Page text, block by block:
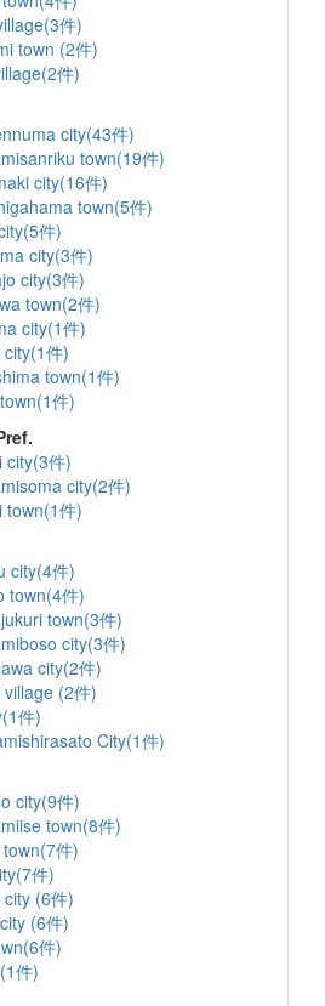
件)
town (2件)
件)
city(43件)
town(19件)
city(16件)
town(5件)
件)
city(3件)
city(3件)
town(2件)
city(1件)
件)
town(1件)
件)
city(3件)
city(2件)
town(1件)
city(4件)
town(4件)
town(3件)
city(3件)
city(2件)
(2件)
件)
City(1件)
city(9件)
town(8件)
件)
件)
(6件)
(6件)
件)
件)